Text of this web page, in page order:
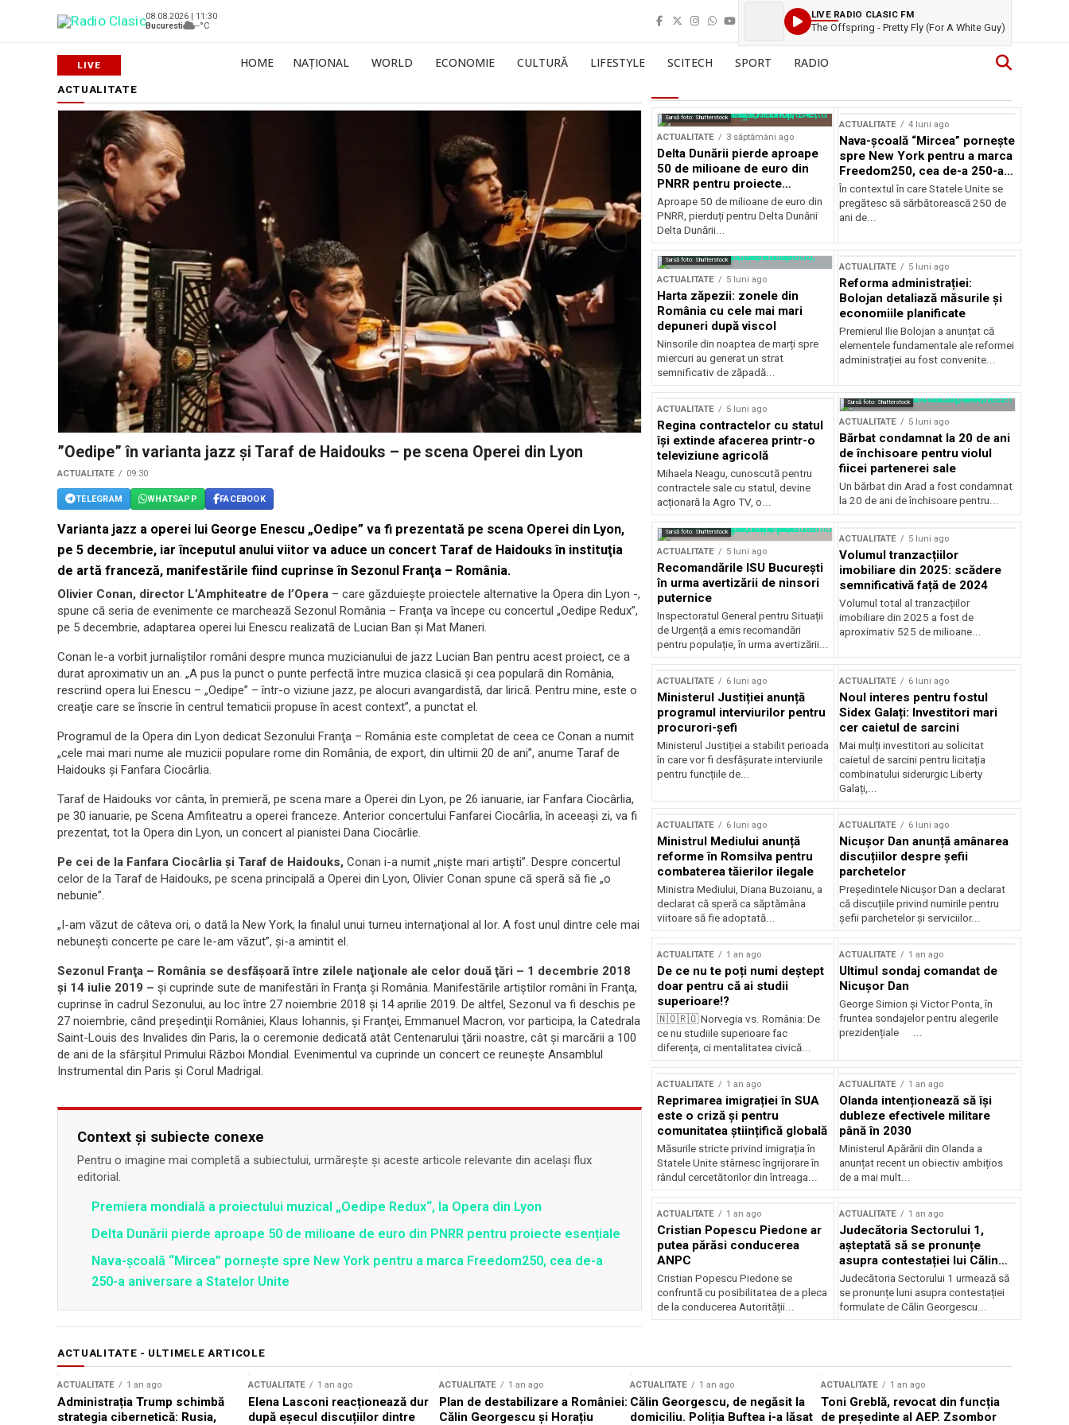
08.08.2026 | 11:30
Bucuresti
--°C
LIVE RADIO CLASIC FM
The Offspring - Pretty Fly (For A White Guy)
HOME NAȚIONAL WORLD ECONOMIE CULTURĂ LIFESTYLE SCITECH SPORT RADIO
ACTUALITATE
”Oedipe” în varianta jazz şi Taraf de Haidouks – pe scena Operei din Lyon
ACTUALITATE 09:30
TELEGRAM WHATSAPP FACEBOOK
Varianta jazz a operei lui George Enescu „Oedipe” va fi prezentată pe scena Operei din Lyon,
pe 5 decembrie, iar începutul anului viitor va aduce un concert Taraf de Haidouks în instituţia
de artă franceză, manifestările fiind cuprinse în Sezonul Franţa – România.
Olivier Conan, director L’Amphiteatre de l’Opera – care găzduieşte proiectele alternative la Opera din Lyon -,
spune că seria de evenimente ce marchează Sezonul România – Franţa va începe cu concertul „Oedipe Redux”,
pe 5 decembrie, adaptarea operei lui Enescu realizată de Lucian Ban şi Mat Maneri.
Conan le-a vorbit jurnaliştilor români despre munca muzicianului de jazz Lucian Ban pentru acest proiect, ce a
durat aproximativ un an. „A pus la punct o punte perfectă între muzica clasică şi cea populară din România,
rescriind opera lui Enescu – „Oedipe” – într-o viziune jazz, pe alocuri avangardistă, dar lirică. Pentru mine, este o
creaţie care se înscrie în centrul tematicii propuse în acest context”, a punctat el.
Programul de la Opera din Lyon dedicat Sezonului Franţa – România este completat de ceea ce Conan a numit
„cele mai mari nume ale muzicii populare rome din România, de export, din ultimii 20 de ani”, anume Taraf de
Haidouks şi Fanfara Ciocârlia.
Taraf de Haidouks vor cânta, în premieră, pe scena mare a Operei din Lyon, pe 26 ianuarie, iar Fanfara Ciocârlia,
pe 30 ianuarie, pe Scena Amfiteatru a operei franceze. Anterior concertului Fanfarei Ciocârlia, în aceeaşi zi, va fi
prezentat, tot la Opera din Lyon, un concert al pianistei Dana Ciocârlie.
Pe cei de la Fanfara Ciocârlia şi Taraf de Haidouks, Conan i-a numit „nişte mari artişti”. Despre concertul
celor de la Taraf de Haidouks, pe scena principală a Operei din Lyon, Olivier Conan spune că speră să fie „o
nebunie”.
„I-am văzut de câteva ori, o dată la New York, la finalul unui turneu internaţional al lor. A fost unul dintre cele mai
nebuneşti concerte pe care le-am văzut”, şi-a amintit el.
Sezonul Franţa – România se desfăşoară între zilele naţionale ale celor două ţări – 1 decembrie 2018
şi 14 iulie 2019 – şi cuprinde sute de manifestări în Franţa şi România. Manifestările artiştilor români în Franţa,
cuprinse în cadrul Sezonului, au loc între 27 noiembrie 2018 şi 14 aprilie 2019. De altfel, Sezonul va fi deschis pe
27 noiembrie, când preşedinţii României, Klaus Iohannis, şi Franţei, Emmanuel Macron, vor participa, la Catedrala
Saint-Louis des Invalides din Paris, la o ceremonie dedicată atât Centenarului ţării noastre, cât şi marcării a 100
de ani de la sfârşitul Primului Război Mondial. Evenimentul va cuprinde un concert ce reuneşte Ansamblul
Instrumental din Paris şi Corul Madrigal.
Context și subiecte conexe
Pentru o imagine mai completă a subiectului, urmărește și aceste articole relevante din același flux
editorial.
Premiera mondială a proiectului muzical „Oedipe Redux“, la Opera din Lyon
Delta Dunării pierde aproape 50 de milioane de euro din PNRR pentru proiecte esențiale
Nava-școală “Mircea” pornește spre New York pentru a marca Freedom250, cea de-a
250-a aniversare a Statelor Unite
Sursă foto: Shutterstock
ACTUALITATE 3 săptămâni ago
Delta Dunării pierde aproape
50 de milioane de euro din
PNRR pentru proiecte
esențiale
Aproape 50 de milioane de euro din
PNRR, pierduți pentru Delta Dunării
Delta Dunării...
ACTUALITATE 4 luni ago
Nava-școală “Mircea” pornește
spre New York pentru a marca
Freedom250, cea de-a 250-a
aniversare a Statelor Unite
În contextul în care Statele Unite se
pregătesc să sărbătorească 250 de
ani de...
Sursă foto: Shutterstock
ACTUALITATE 5 luni ago
Harta zăpezii: zonele din
România cu cele mai mari
depuneri după viscol
Ninsorile din noaptea de marți spre
miercuri au generat un strat
semnificativ de zăpadă...
ACTUALITATE 5 luni ago
Reforma administrației:
Bolojan detaliază măsurile și
economiile planificate
Premierul Ilie Bolojan a anunțat că
elementele fundamentale ale reformei
administrației au fost convenite...
ACTUALITATE 5 luni ago
Regina contractelor cu statul
își extinde afacerea printr-o
televiziune agricolă
Mihaela Neagu, cunoscută pentru
contractele sale cu statul, devine
acționară la Agro TV, o...
Sursă foto: Shutterstock
ACTUALITATE 5 luni ago
Bărbat condamnat la 20 de ani
de închisoare pentru violul
fiicei partenerei sale
Un bărbat din Arad a fost condamnat
la 20 de ani de închisoare pentru...
Sursă foto: Shutterstock
ACTUALITATE 5 luni ago
Recomandările ISU București
în urma avertizării de ninsori
puternice
Inspectoratul General pentru Situații
de Urgență a emis recomandări
pentru populație, în urma avertizării...
ACTUALITATE 5 luni ago
Volumul tranzacțiilor
imobiliare din 2025: scădere
semnificativă față de 2024
Volumul total al tranzacțiilor
imobiliare din 2025 a fost de
aproximativ 525 de milioane...
ACTUALITATE 6 luni ago
Ministerul Justiției anunță
programul interviurilor pentru
procurori-șefi
Ministerul Justiției a stabilit perioada
în care vor fi desfășurate interviurile
pentru funcțiile de...
ACTUALITATE 6 luni ago
Noul interes pentru fostul
Sidex Galați: Investitori mari
cer caietul de sarcini
Mai mulți investitori au solicitat
caietul de sarcini pentru licitația
combinatului siderurgic Liberty
Galați,...
ACTUALITATE 6 luni ago
Ministrul Mediului anunță
reforme în Romsilva pentru
combaterea tăierilor ilegale
Ministra Mediului, Diana Buzoianu, a
declarat că speră ca săptămâna
viitoare să fie adoptată...
ACTUALITATE 6 luni ago
Nicușor Dan anunță amânarea
discuțiilor despre șefii
parchetelor
Președintele Nicușor Dan a declarat
că discuțiile privind numirile pentru
șefii parchetelor și serviciilor...
ACTUALITATE 1 an ago
De ce nu te poți numi deștept
doar pentru că ai studii
superioare!?
🇳🇴🇷🇴 Norvegia vs. România: De
ce nu studiile superioare fac
diferența, ci mentalitatea civică...
ACTUALITATE 1 an ago
Ultimul sondaj comandat de
Nicușor Dan
George Simion și Victor Ponta, în
fruntea sondajelor pentru alegerile
prezidențiale ...
ACTUALITATE 1 an ago
Reprimarea imigrației în SUA
este o criză și pentru
comunitatea științifică globală
Măsurile stricte privind imigrația în
Statele Unite stârnesc îngrijorare în
rândul cercetătorilor din întreaga...
ACTUALITATE 1 an ago
Olanda intenționează să își
dubleze efectivele militare
până în 2030
Ministerul Apărării din Olanda a
anunțat recent un obiectiv ambițios
de a mai mult...
ACTUALITATE 1 an ago
Cristian Popescu Piedone ar
putea părăsi conducerea
ANPC
Cristian Popescu Piedone se
confruntă cu posibilitatea de a pleca
de la conducerea Autorității...
ACTUALITATE 1 an ago
Judecătoria Sectorului 1,
așteptată să se pronunțe
asupra contestației lui Călin
Georgescu privind controlul
judiciar
Judecătoria Sectorului 1 urmează să
se pronunțe luni asupra contestației
formulate de Călin Georgescu...
ACTUALITATE - ULTIMELE ARTICOLE
ACTUALITATE 1 an ago
Administrația Trump schimbă
strategia cibernetică: Rusia,
ACTUALITATE 1 an ago
Elena Lasconi reacționează dur
după eșecul discuțiilor dintre
ACTUALITATE 1 an ago
Plan de destabilizare a României:
Călin Georgescu și Horațiu
ACTUALITATE 1 an ago
Călin Georgescu, de negăsit la
domiciliu. Poliția Buftea i-a lăsat
ACTUALITATE 1 an ago
Toni Greblă, revocat din funcția
de președinte al AEP. Zsombor